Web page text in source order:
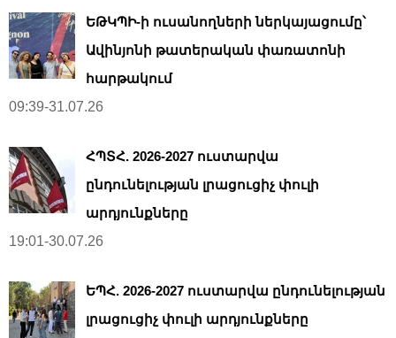
ԵԹԿՊԻ-ի ուսանողների ներկայացումը՝
Ավինյոնի թատերական փառատոնի
հարթակում
09:39-31.07.26
ՀՊՏՀ. 2026-2027 ուստարվա
ընդունելության լրացուցիչ փուլի
արդյունքները
19:01-30.07.26
ԵՊՀ. 2026-2027 ուստարվա ընդունելության
լրացուցիչ փուլի արդյունքները